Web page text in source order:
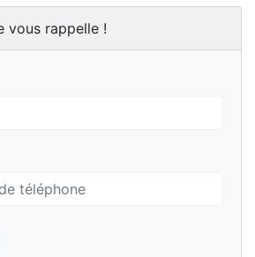
vous rappelle !